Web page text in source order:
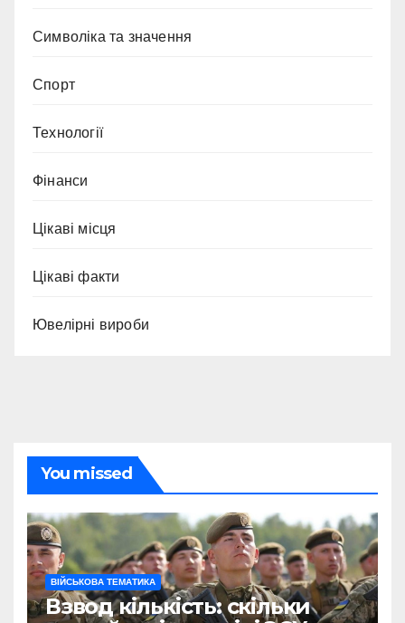
Символіка та значення
Спорт
Технології
Фінанси
Цікаві місця
Цікаві факти
Ювелірні вироби
You missed
ВІЙСЬКОВА ТЕМАТИКА
Взвод кількість: скільки